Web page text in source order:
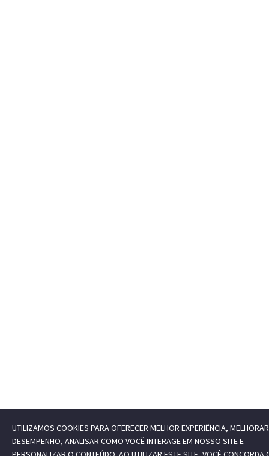
UTILIZAMOS COOKIES PARA OFERECER MELHOR EXPERIÊNCIA,
DESEMPENHO, ANALISAR COMO VOCÊ INTERAGE EM NOSSO SITE E